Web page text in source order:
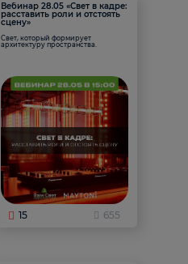
Вебинар 28.05 «Свет в кадре:
расставить роли и отстоять
сцену»
Свет, который формирует
архитектуру пространства.
15 655